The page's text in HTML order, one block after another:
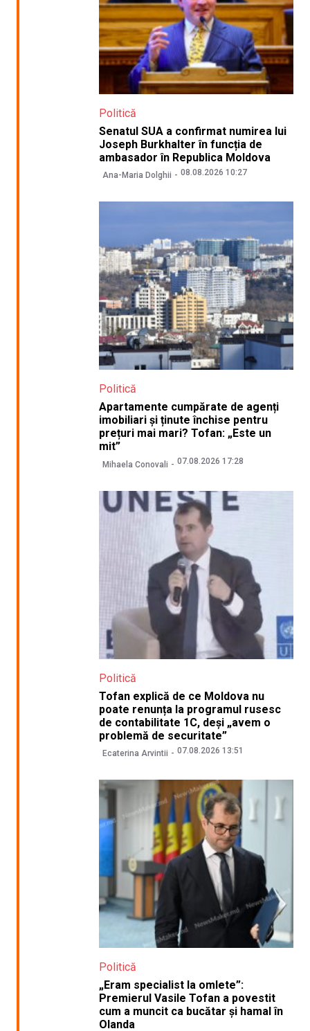
Politică
Senatul SUA a confirmat numirea lui
Joseph Burkhalter în funcția de
ambasador în Republica Moldova
Ana-Maria Dolghii 08.08.2026 10:27
Politică
Apartamente cumpărate de agenți
imobiliari și ținute închise pentru
prețuri mai mari? Tofan: „Este un
mit”
Mihaela Conovali 07.08.2026 17:28
Politică
Tofan explică de ce Moldova nu
poate renunța la programul rusesc
de contabilitate 1C, deși „avem o
problemă de securitate”
Ecaterina Arvintii 07.08.2026 13:51
Politică
„Eram specialist la omlete”:
Premierul Vasile Tofan a povestit
cum a muncit ca bucătar și hamal în
Olanda